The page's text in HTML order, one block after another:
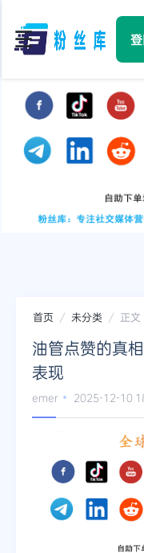
☰
首页 未分类 正文
油管点赞的真
表现
emer 2025-12-10